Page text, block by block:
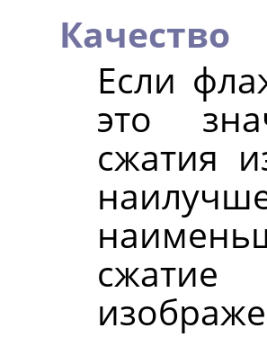
Качество
Если
это
сжатия